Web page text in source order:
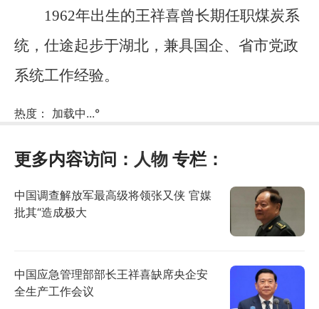
1962年出生的王祥喜曾长期任职煤炭系
统，仕途起步于湖北，兼具国企、省市党政
系统工作经验。
热度： 加载中...°
更多内容访问： 人物 专栏：
中国调查解放军最高级将领张又侠 官媒
批其“造成极大
中国应急管理部部长王祥喜缺席央企安
全生产工作会议